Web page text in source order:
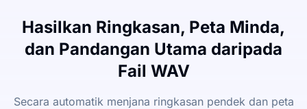
Hasilkan Ringkasan, Peta Minda,
dan Pandangan Utama daripada
Fail WAV
Secara automatik menjana ringkasan pendek dan peta